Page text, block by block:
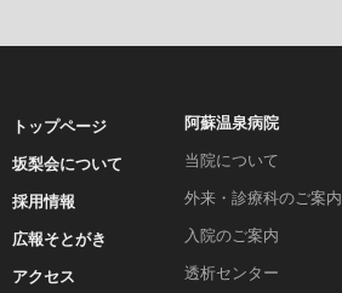
トップページ
坂梨会について
採用情報
広報そとがき
アクセス
阿蘇温泉病院
当院について
外来・診療科のご案内
入院のご案内
透析センター